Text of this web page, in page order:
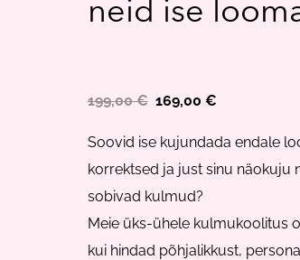
neid ise
199,00 € 169,00 €
Soovid ise kujundada endale
korrektsed ja just sinu näokuju
sobivad kulmud?
Meie üks-ühele kulmukoolitus
kui hindad põhjalikkust,